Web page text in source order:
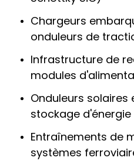
Chargeurs
onduleurs de
Infrastructure de
modules
Onduleurs solaires
stockage d'énergie
Entraînements de
systèmes